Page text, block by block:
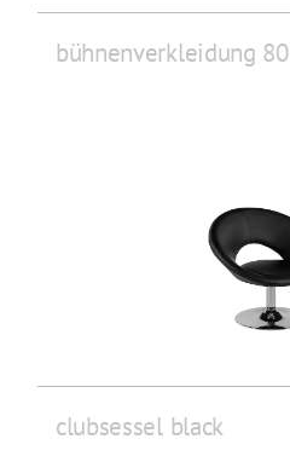
bühnenverkleidung 80
clubsessel black